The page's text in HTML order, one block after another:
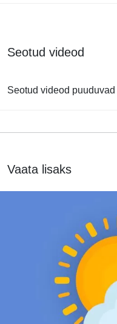
Seotud videod
Seotud videod puuduvad
Vaata lisaks